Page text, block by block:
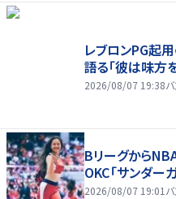
レブロンPG起
語る「彼は味方
2026/08/07 19:38
Bリーグから
OKC「サンダー
2026/08/07 19:01